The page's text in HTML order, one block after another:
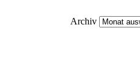
Archiv